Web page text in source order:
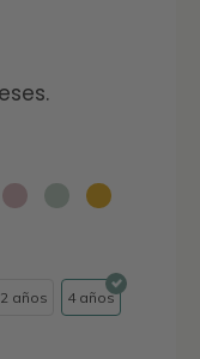
hasta
2 años 4 años